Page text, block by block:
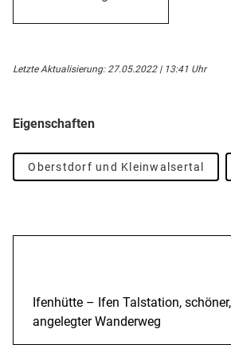
Letzte Aktualisierung: 27.05.2022 | 13:41 Uhr
Eigenschaften
Oberstdorf und Kleinwalsertal
Ifenhütte – Ifen Talstation,
angelegter Wanderweg